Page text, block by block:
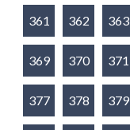
361 362 363
369 370 371
377 378 379